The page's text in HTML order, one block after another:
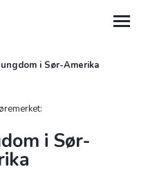
i Sør-Amerika
i Sør-